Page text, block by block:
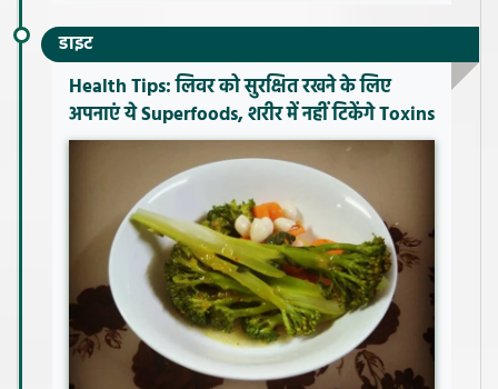
डाइट
Health Tips: लिवर को सुरक्षित रखने के लिए
अपनाएं ये Superfoods, शरीर में नहीं टिकेंगे Toxins